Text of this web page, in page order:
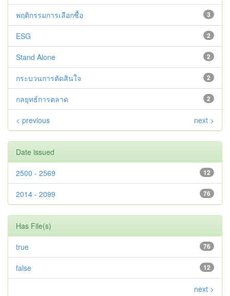
3
พฤติกรรมการเลือกซื้อ
2
ESG
2
Stand Alone
2
กระบวนการตัดสินใจ
2
กลยุทธ์การตลาด
< previous next >
Date issued
12
2500 - 2569
76
2014 - 2099
Has File(s)
76
true
12
false
next >